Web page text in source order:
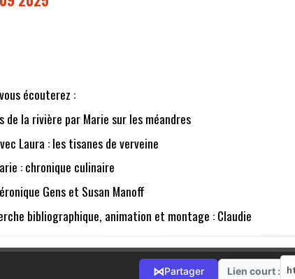
écouterez :
de la rivière par Marie sur les méandres
Laura : les tisanes de verveine
: chronique culinaire
Gens et Susan Manoff
bibliographique, animation et montage : Claudie
⋈Partager Lien court :